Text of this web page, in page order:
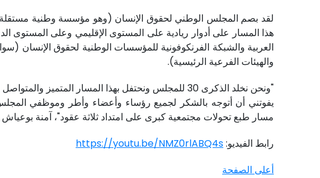
لقد بصم المجلس الوطني لحقوق الإنسان (وهو مؤسسة وطنية مستقلة
هذا المسار على أدوار ريادية على المستوى الإقليمي وعلى
العربية والشبكة الفرنكوفونية للمؤسسات الوطنية لحقوق
والهيئات الفرعية الرئيسية).
"ونحن نخلد الذكرى 30 للمجلس ونحتفل بهذا المسار
مسار طبع تحولات مجتمعية كبرى على امتداد ثلاثة عقود"، آمنة
رابط الفيديو:https://youtu.be/NMZ0rlABQ4s
أعلى الصفحة